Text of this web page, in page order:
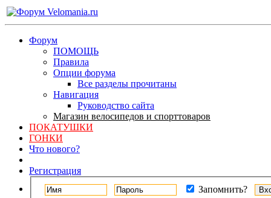
Форум
ПОМОЩЬ
Правила
Опции форума
Все разделы прочитаны
Навигация
Руководство сайта
Магазин велосипедов и спорттоваров
ПОКАТУШКИ
ГОНКИ
Что нового?
Регистрация
Запомнить?